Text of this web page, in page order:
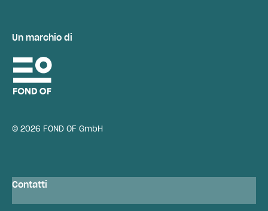
Un marchio di
© 2026 FOND OF GmbH
Contatti